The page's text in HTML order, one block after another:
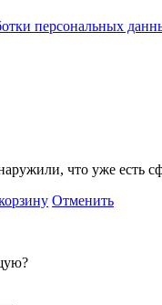
персональных
что уже есть
Отменить